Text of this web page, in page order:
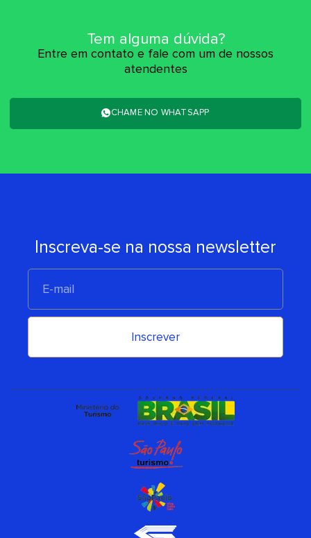
Tem alguma dúvida?
Entre em contato e fale com um de nossos
atendentes
CHAME NO WHATSAPP
Inscreva-se na nossa newsletter
E-
mail
Inscrever